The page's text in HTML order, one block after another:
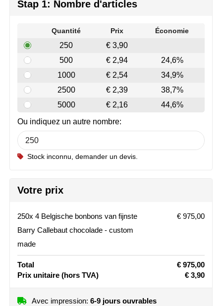
Vêtements de sport
Sécurité, voiture & vélo
Loisirs, jeux & plein air
Vêtements de travail
Join the pipe
Lipton
MagLite
Marksman
Mentos
Mepal
NoStress
Orrefors
Parker pennen
Stap 1: Nombre d'articles
Quantité Prix Économie
250
€ 3,90
500
€ 2,94
24,6%
1000
€ 2,54
34,9%
2500
€ 2,39
38,7%
5000
€ 2,16
44,6%
Ou indiquez un autre nombre:
Stock inconnu, demander un devis.
Votre prix
250x 4 Belgische bonbons van fijnste
Barry Callebaut chocolade - custom
made
€ 975,00
Total
€ 975,00
Prix unitaire (hors TVA) € 3,90
Avec impression: 6-9 jours ouvrables